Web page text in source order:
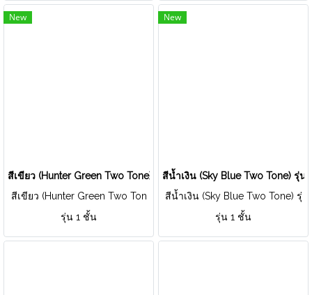
New
สีเขียว (Hunter Green Two Tone) รุ่น Single Layer
สีเขียว (Hunter Green Two Ton
e) รุ่น Single Layer
รุ่น 1 ชั้น
New
สีน้ำเงิน (Sky Blue Two Tone) รุ่น
สีน้ำเงิน (Sky Blue Two Tone) รุ่
น Single Layer
รุ่น 1 ชั้น